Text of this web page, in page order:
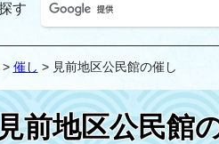
す
> 催し > 見前地区公民館の催し
見前地区公民館